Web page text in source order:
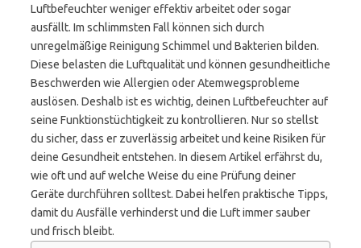
Luftbefeuchter weniger effektiv arbeitet oder sogar
ausfällt. Im schlimmsten Fall können sich durch
unregelmäßige Reinigung Schimmel und Bakterien bilden.
Diese belasten die Luftqualität und können gesundheitliche
Beschwerden wie Allergien oder Atemwegsprobleme
auslösen. Deshalb ist es wichtig, deinen Luftbefeuchter auf
seine Funktionstüchtigkeit zu kontrollieren. Nur so stellst
du sicher, dass er zuverlässig arbeitet und keine Risiken für
deine Gesundheit entstehen. In diesem Artikel erfährst du,
wie oft und auf welche Weise du eine Prüfung deiner
Geräte durchführen solltest. Dabei helfen praktische Tipps,
damit du Ausfälle verhinderst und die Luft immer sauber
und frisch bleibt.